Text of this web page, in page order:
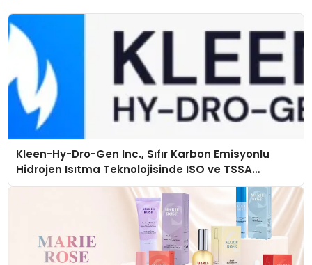
Kleen-Hy-Dro-Gen Inc., Sıfır Karbon Emisyonlu
Hidrojen Isıtma Teknolojisinde ISO ve TSSA
Düzenleyici Onaylarını Aldı